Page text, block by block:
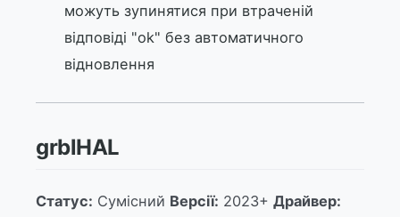
можуть зупинятися при втраченій
відповіді "ok" без автоматичного
відновлення
grblHAL
Статус: Сумісний Версії: 2023+ Драйвер: